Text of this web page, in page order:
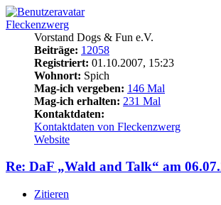
Fleckenzwerg
Vorstand Dogs & Fun e.V.
Beiträge: 12058
Registriert: 01.10.2007, 15:23
Wohnort: Spich
Mag-ich vergeben: 146 Mal
Mag-ich erhalten: 231 Mal
Kontaktdaten:
Kontaktdaten von Fleckenzwerg
Website
Re: DaF „Wald and Talk“ am
Zitieren